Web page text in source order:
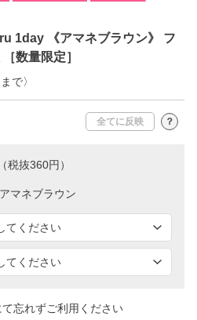
1day 《アマネブラウン》 フ
数量限定］
で〉
全てに反映 ？
（税抜360円）
忘れずご利用ください